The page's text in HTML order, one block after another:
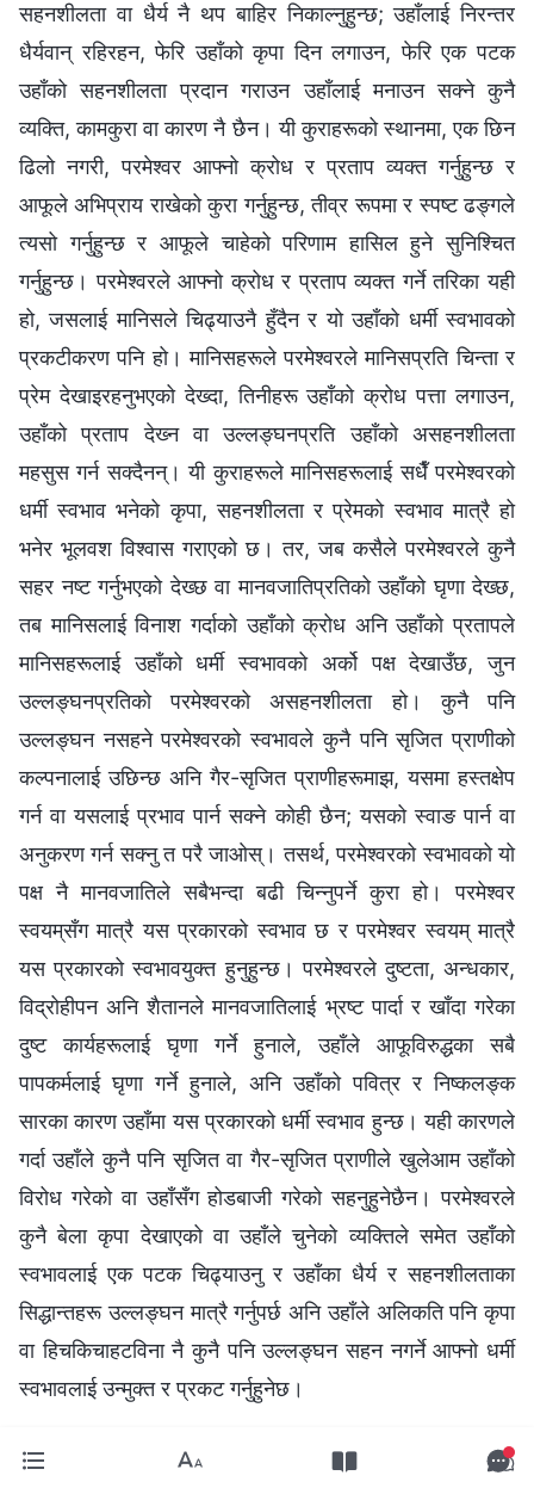
सहनशीलता वा धैर्य नै थप बाहिर निकाल्नुहुन्छ; उहाँलाई निरन्तर
धैर्यवान् रहिरहन, फेरि उहाँको कृपा दिन लगाउन, फेरि एक पटक
उहाँको सहनशीलता प्रदान गराउन उहाँलाई मनाउन सक्‍ने कुनै
व्यक्ति, कामकुरा वा कारण नै छैन। यी कुराहरूको स्थानमा, एक छिन
ढिलो नगरी, परमेश्‍वर आफ्नो क्रोध र प्रताप व्यक्त गर्नुहुन्छ र
आफूले अभिप्राय राखेको कुरा गर्नुहुन्छ, तीव्र रूपमा र स्पष्ट ढङ्गले
त्यसो गर्नुहुन्छ र आफूले चाहेको परिणाम हासिल हुने सुनिश्चित
गर्नुहुन्छ। परमेश्‍वरले आफ्‍नो क्रोध र प्रताप व्यक्त गर्ने तरिका यही
हो, जसलाई मानिसले चिढ्याउनै हुँदैन र यो उहाँको धर्मी स्वभावको
प्रकटीकरण पनि हो। मानिसहरूले परमेश्‍वरले मानिसप्रति चिन्ता र
प्रेम देखाइरहनुभएको देख्दा, तिनीहरू उहाँको क्रोध पत्ता लगाउन,
उहाँको प्रताप देख्‍न वा उल्‍लङ्घनप्रति उहाँको असहनशीलता
महसुस गर्न सक्दैनन्। यी कुराहरूले मानिसहरूलाई सधैँ परमेश्‍वरको
धर्मी स्वभाव भनेको कृपा, सहनशीलता र प्रेमको स्वभाव मात्रै हो
भनेर भूलवश विश्‍वास गराएको छ। तर, जब कसैले परमेश्‍वरले कुनै
सहर नष्ट गर्नुभएको देख्छ वा मानवजातिप्रतिको उहाँको घृणा देख्छ,
तब मानिसलाई विनाश गर्दाको उहाँको क्रोध अनि उहाँको प्रतापले
मानिसहरूलाई उहाँको धर्मी स्वभावको अर्को पक्ष देखाउँछ, जुन
उल्‍लङ्घनप्रतिको परमेश्‍वरको असहनशीलता हो। कुनै पनि
उल्‍लङ्घन नसहने परमेश्‍वरको स्वभावले कुनै पनि सृजित प्राणीको
कल्‍पनालाई उछिन्छ अनि गैर-सृजित प्राणीहरूमाझ, यसमा हस्तक्षेप
गर्न वा यसलाई प्रभाव पार्न सक्‍ने कोही छैन; यसको स्वाङ पार्न वा
अनुकरण गर्न सक्नु त परै जाओस्। तसर्थ, परमेश्‍वरको स्वभावको यो
पक्ष नै मानवजातिले सबैभन्दा बढी चिन्नुपर्ने कुरा हो। परमेश्‍वर
स्वयम्‌सँग मात्रै यस प्रकारको स्वभाव छ र परमेश्‍वर स्वयम्‌ मात्रै
यस प्रकारको स्वभावयुक्त हुनुहुन्छ। परमेश्‍वरले दुष्टता, अन्धकार,
विद्रोहीपन अनि शैतानले मानवजातिलाई भ्रष्ट पार्दा र खाँदा गरेका
दुष्ट कार्यहरूलाई घृणा गर्ने हुनाले, उहाँले आफूविरुद्धका सबै
पापकर्मलाई घृणा गर्ने हुनाले, अनि उहाँको पवित्र र निष्कलङ्क
सारका कारण उहाँमा यस प्रकारको धर्मी स्वभाव हुन्छ। यही कारणले
गर्दा उहाँले कुनै पनि सृजित वा गैर-सृजित प्राणीले खुलेआम उहाँको
विरोध गरेको वा उहाँसँग होडबाजी गरेको सहनुहुनेछैन। परमेश्‍वरले
कुनै बेला कृपा देखाएको वा उहाँले चुनेको व्यक्तिले समेत उहाँको
स्वभावलाई एक पटक चिढ्याउनु र उहाँका धैर्य र सहनशीलताका
सिद्धान्तहरू उल्लङ्घन मात्रै गर्नुपर्छ अनि उहाँले अलिकति पनि कृपा
वा हिचकिचाहटविना नै कुनै पनि उल्‍लङ्घन सहन नगर्ने आफ्‍नो धर्मी
स्वभावलाई उन्मुक्त र प्रकट गर्नुहुनेछ।
परमेश्‍वरको क्रोध न्यायका सबै शक्ति र सबै सकारात्मक